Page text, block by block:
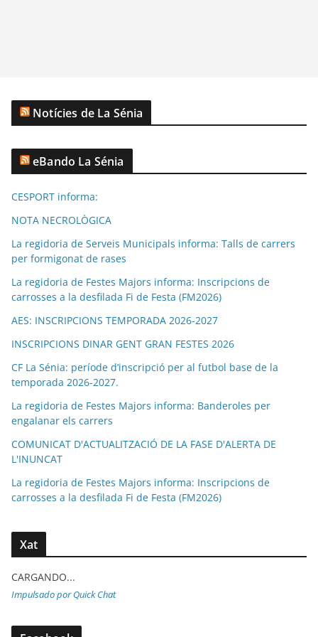
Notícies de La Sénia
eBando La Sénia
CESPORT informa:
NOTA NECROLÒGICA
La regidoria de Serveis Municipals informa: Talls de carrers
per formigonat de rases
La regidoria de Festes Majors informa: Inscripcions de
carrosses a la desfilada Fi de Festa (FM2026)
AES: INSCRIPCIONS TEMPORADA 2026-2027
INSCRIPCIONS DINAR GENT GRAN FESTES 2026
CF La Sénia: període d’inscripció per al futbol base de la
temporada 2026-2027.
La regidoria de Festes Majors informa: Banderoles per
engalanar els carrers
COMUNICAT D'ACTUALITZACIÓ DE LA FASE D'ALERTA DE
L'INUNCAT
La regidoria de Festes Majors informa: Inscripcions de
carrosses a la desfilada Fi de Festa (FM2026)
Xat
CARGANDO...
Impulsado por Quick Chat